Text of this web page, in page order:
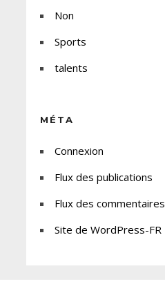
Non
Sports
talents
MÉTA
Connexion
Flux des publications
Flux des commentaires
Site de WordPress-FR